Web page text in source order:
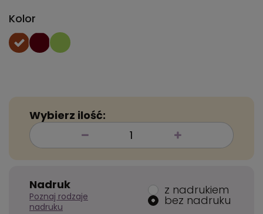
Kolor
Wybierz ilość:
Nadruk
Poznaj rodzaje
nadruku
z nadrukiem
bez nadruku